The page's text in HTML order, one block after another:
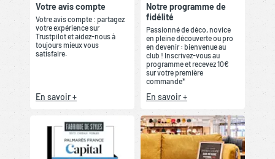
Votre avis compte
Votre avis compte : partagez
votre expérience sur
Trustpilot et aidez-nous à
toujours mieux vous
satisfaire.
En savoir +
Notre programme de
fidélité
Passionné de déco, novice
en pleine découverte ou pro
en devenir : bienvenue au
club ! Inscrivez-vous au
programme et recevez 10€
sur votre première
commande*
En savoir +